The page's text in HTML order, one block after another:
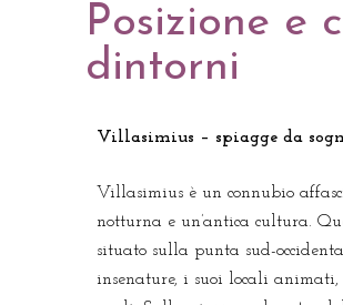
Posizione e
dintorni
Villasimius – spiagge da
Villasimius è un connubio
notturna e un’antica cultura.
situato sulla punta sud-
insenature, i suoi locali